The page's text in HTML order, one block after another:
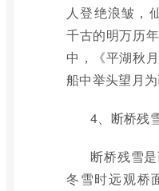
人登绝浪皱，
千古的明万历
中，《平湖秋
船中举头望月为
4、断桥残
断桥残雪
冬雪时远观桥